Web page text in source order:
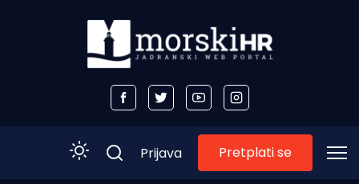
Prijava Pretplati se